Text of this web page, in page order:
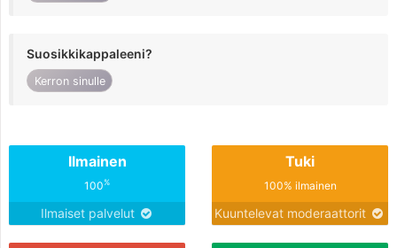
Suosikkikappaleeni?
Kerron sinulle
Ilmainen
100%
Ilmaiset palvelut
Tuki
100% ilmainen
Kuuntelevat moderaattorit